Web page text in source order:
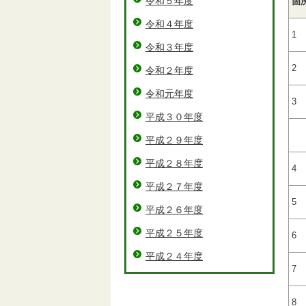
1
2
3
4
5
6
7
8
令和４年度
令和３年度
令和２年度
令和元年度
平成３０年度
平成２９年度
平成２８年度
平成２７年度
平成２６年度
平成２５年度
平成２４年度